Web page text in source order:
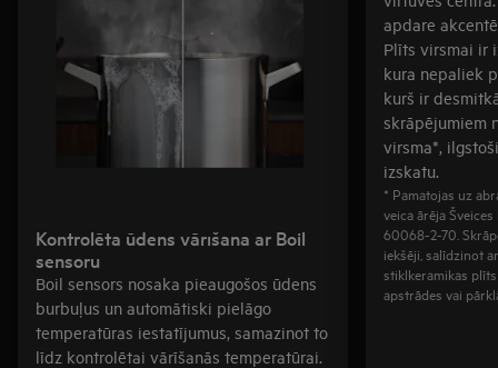
Kontrolēta ūdens vārīšana ar Boil
sensoru
Boil sensors nosaka pieaugošos ūdens
burbuļus un automātiski pielāgo
temperatūras iestatījumus, samazinot to
līdz kontrolētai vārīšanās temperatūrai.
apdare
Plīts virsmai ir
kura nepaliek
kurš ir
skrāpējumiem
virsma*,
izskatu.
* Pamatojas uz
veica ārēja
60068-2-70.
iekšēji, salīdzinot
stiklkeramikas
apstrādes vai